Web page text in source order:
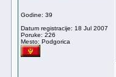
Godine: 39
Datum registracije: 18 Jul 2007
Poruke: 226
Mesto: Podgorica